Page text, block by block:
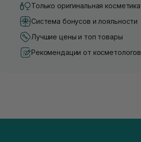
Только оригинальная косметика
Система бонусов и лояльности
Лучшие цены и топ товары
Рекомендации от косметологов